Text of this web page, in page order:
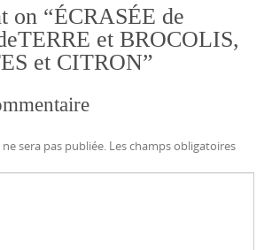
on “ÉCRASÉE de
et BROCOLIS,
et CITRON”
sera pas publiée. Les champs obligatoires